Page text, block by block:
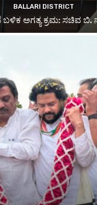
BALLARI DISTRICT
ಬಳಿಕ ಅಗತ್ಯ ಕ್ರಮ: ಸಚಿವ ಬಿ.